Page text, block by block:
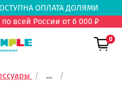
ОПЛАТА
всей России от 6 000 ₽
0
...